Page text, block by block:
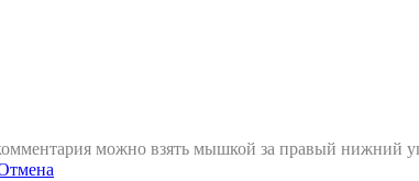
можно взять мышкой за правый нижний